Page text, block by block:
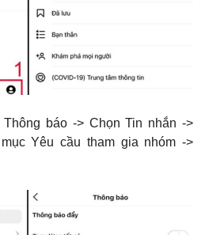
báo -> Chọn Tin nhắn ->
Yêu cầu tham gia nhóm ->